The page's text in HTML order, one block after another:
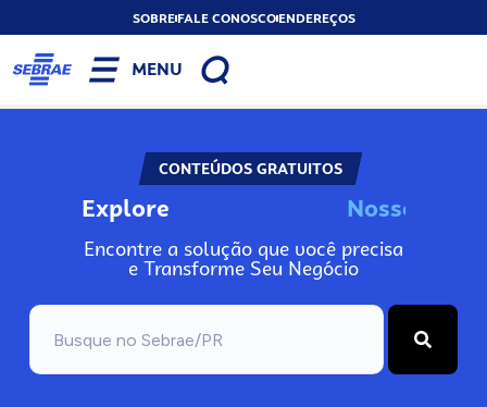
SOBREFALE CONOSCOENDEREÇOS
MENU
CONTEÚDOS GRATUITOS
Explore Noss
Encontre a solução que você precisa
e Transforme Seu Negócio